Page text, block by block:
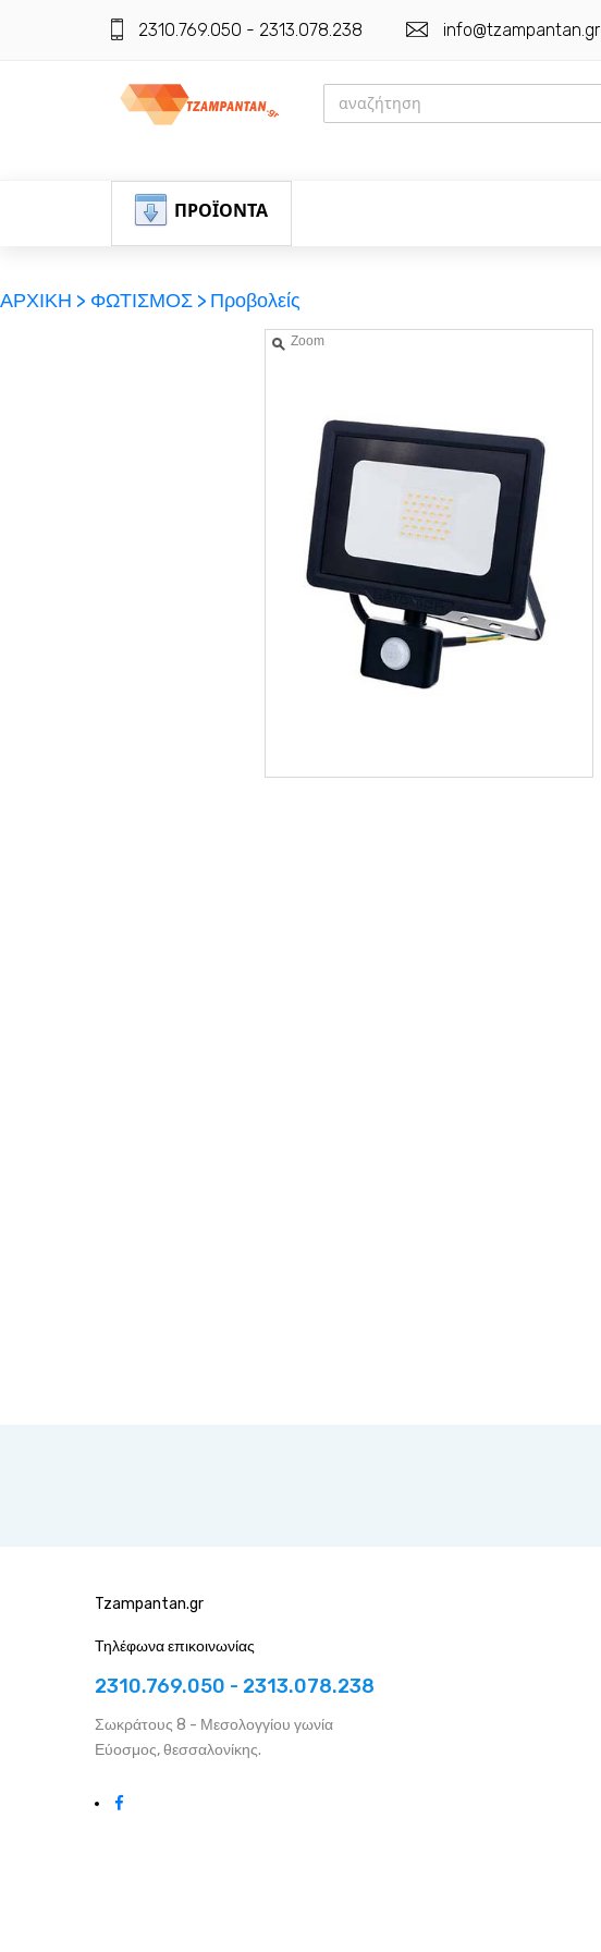
2310.769.050 - 2313.078.238 info@tzampantan.gr
ΠΡΟΪΟΝΤΑ
ΑΡΧΙΚΗ > ΦΩΤΙΣΜΟΣ > Προβολείς
Zoom
Tzampantan.gr
Τηλέφωνα επικοινωνίας
2310.769.050 - 2313.078.238
Σωκράτους 8 - Μεσολογγίου γωνία
Εύοσμος, θεσσαλονίκης.